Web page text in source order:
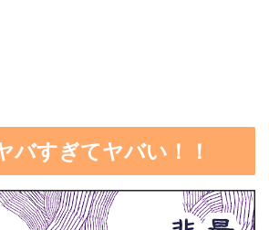
バすぎてヤバい！！